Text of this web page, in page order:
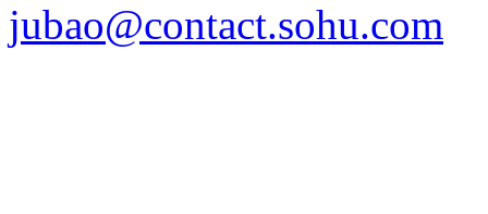
jubao@contact.sohu.com